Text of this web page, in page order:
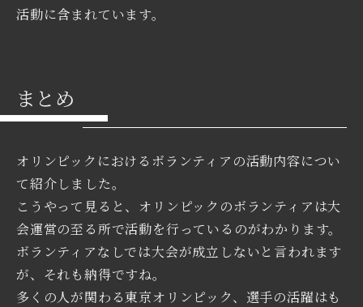
活動に含まれています。
まとめ
オリンピックにおけるボランティアの活動内容につい
て紹介しました。
こうやって見ると、オリンピックのボランティアは大
会運営の至る所で活動を行っているのがわかります。
ボランティアなしでは大会が成立しないと言われます
が、それも納得ですね。
多くの人が関わる東京オリンピック、選手の活躍はも